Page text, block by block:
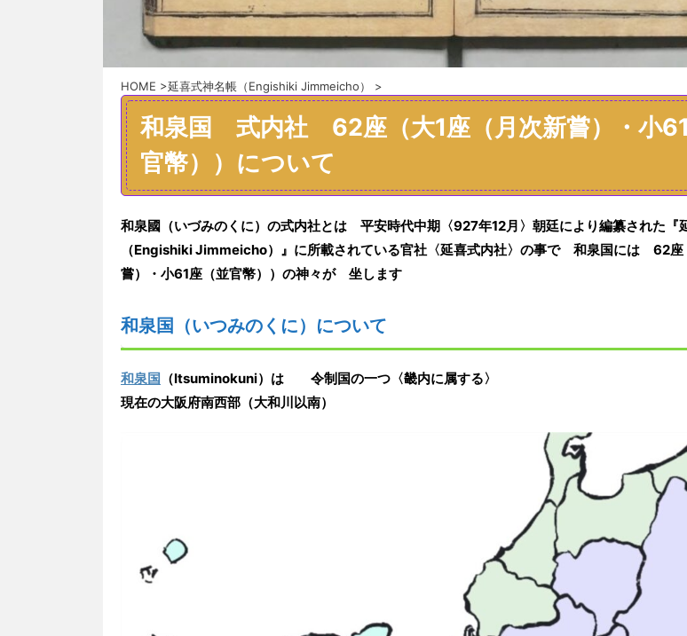
HOME >延喜式神名帳（Engishiki Jimmeicho） >
和泉国 式内社 62座（大1座（月次新嘗）・小
官幣））について
和泉國 （いづみのくに） の式内社とは 平安時代中期〈927年12月〉朝廷により編纂された『
（Engishiki Jimmeicho）』 に所載されている官社 〈延喜式内社〉 の事で 和泉国には 62座
嘗）・小61座（並官幣））の神々が 坐します
和泉国 （いつみのくに） について
和泉国 （Itsuminokuni） は 令制国の一つ 〈畿内に属する〉
現在の大阪府南西部（大和川以南）